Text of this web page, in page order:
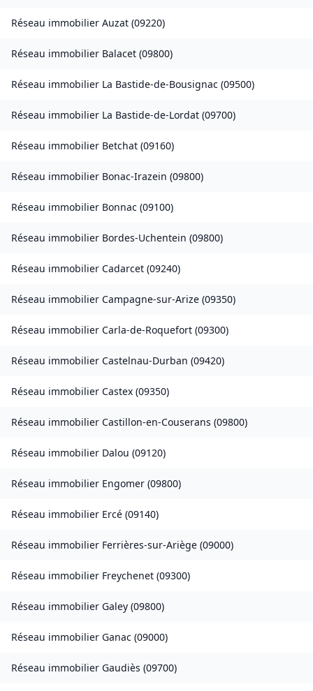
Réseau immobilier Auzat (09220)
Réseau immobilier Balacet (09800)
Réseau immobilier La Bastide-de-Bousignac (09500)
Réseau immobilier La Bastide-de-Lordat (09700)
Réseau immobilier Betchat (09160)
Réseau immobilier Bonac-Irazein (09800)
Réseau immobilier Bonnac (09100)
Réseau immobilier Bordes-Uchentein (09800)
Réseau immobilier Cadarcet (09240)
Réseau immobilier Campagne-sur-Arize (09350)
Réseau immobilier Carla-de-Roquefort (09300)
Réseau immobilier Castelnau-Durban (09420)
Réseau immobilier Castex (09350)
Réseau immobilier Castillon-en-Couserans (09800)
Réseau immobilier Dalou (09120)
Réseau immobilier Engomer (09800)
Réseau immobilier Ercé (09140)
Réseau immobilier Ferrières-sur-Ariège (09000)
Réseau immobilier Freychenet (09300)
Réseau immobilier Galey (09800)
Réseau immobilier Ganac (09000)
Réseau immobilier Gaudiès (09700)